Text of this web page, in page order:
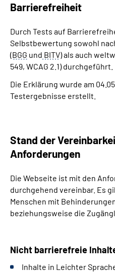
Barrierefreiheit
Durch Tests auf
Selbstbewertung sowohl
(BGG und BITV) als auch
549, WCAG 2.1) durchgeführt.
Die Erklärung wurde am
Testergebnisse erstellt.
Stand der
Anforderungen
Die Webseite ist mit den
durchgehend vereinbar. Es
Menschen mit
beziehungsweise die
Nicht barrierefreie
Inhalte in Leichter